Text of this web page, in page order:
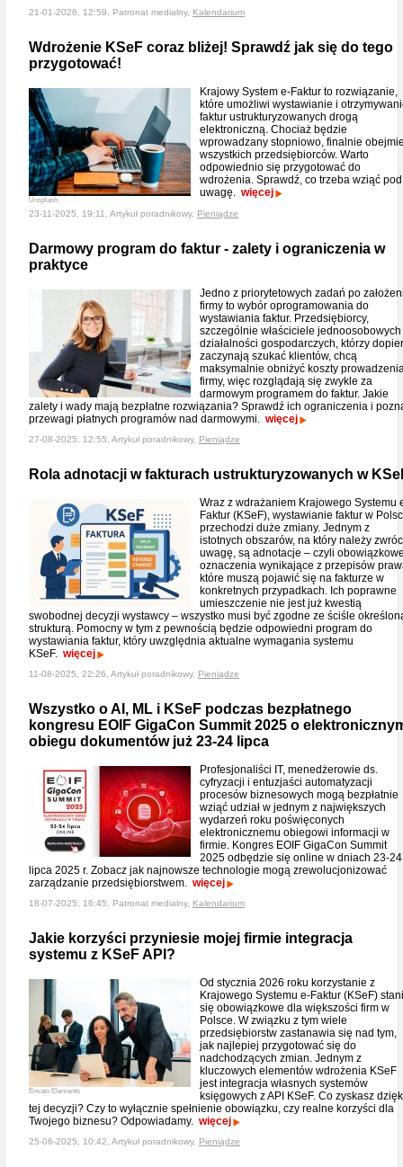
21-01-2026, 12:59, Patronat medialny, Kalendarium
Wdrożenie KSeF coraz bliżej! Sprawdź jak się do tego
przygotować!
Unsplash
Krajowy System e-Faktur to rozwiązanie,
które umożliwi wystawianie i
faktur ustrukturyzowanych drogą
elektroniczną. Chociaż będzie
wprowadzany stopniowo, finalnie
wszystkich przedsiębiorców. Warto
odpowiednio się przygotować do
wdrożenia. Sprawdź, co trzeba wziąć pod
uwagę. więcej
23-11-2025, 19:11, Artykuł poradnikowy, Pieniądze
Darmowy program do faktur - zalety i ograniczenia w
praktyce
Jedno z priorytetowych zadań po
firmy to wybór oprogramowania do
wystawiania faktur. Przedsiębiorcy,
szczególnie właściciele jednoosobowych
działalności gospodarczych, którzy
zaczynają szukać klientów, chcą
maksymalnie obniżyć koszty
firmy, więc rozglądają się zwykle za
darmowym programem do faktur. Jakie
zalety i wady mają bezpłatne rozwiązania? Sprawdź ich ograniczenia i
przewagi płatnych programów nad darmowymi. więcej
27-08-2025, 12:55, Artykuł poradnikowy, Pieniądze
Rola adnotacji w fakturach ustrukturyzowanych w
Wraz z wdrażaniem Krajowego Systemu
Faktur (KSeF), wystawianie faktur w
przechodzi duże zmiany. Jednym z
istotnych obszarów, na który należy
uwagę, są adnotacje – czyli
oznaczenia wynikające z przepisów
które muszą pojawić się na fakturze w
konkretnych przypadkach. Ich poprawne
umieszczenie nie jest już kwestią
swobodnej decyzji wystawcy – wszystko musi być zgodne ze ściśle
strukturą. Pomocny w tym z pewnością będzie odpowiedni program do
wystawiania faktur, który uwzględnia aktualne wymagania systemu
KSeF. więcej
11-08-2025, 22:26, Artykuł poradnikowy, Pieniądze
Wszystko o AI, ML i KSeF podczas bezpłatnego
kongresu EOIF GigaCon Summit 2025 o
obiegu dokumentów już 23-24 lipca
Profesjonaliści IT, menedżerowie ds.
cyfryzacji i entuzjaści automatyzacji
procesów biznesowych mogą bezpłatnie
wziąć udział w jednym z największych
wydarzeń roku poświęconych
elektronicznemu obiegowi informacji w
firmie. Kongres EOIF GigaCon Summit
2025 odbędzie się online w dniach 23-24
lipca 2025 r. Zobacz jak najnowsze technologie mogą zrewolucjonizować
zarządzanie przedsiębiorstwem. więcej
18-07-2025, 16:45, Patronat medialny, Kalendarium
Jakie korzyści przyniesie mojej firmie integracja
systemu z KSeF API?
Envato Elements
Od stycznia 2026 roku korzystanie z
Krajowego Systemu e-Faktur (KSeF)
się obowiązkowe dla większości firm w
Polsce. W związku z tym wiele
przedsiębiorstw zastanawia się nad tym,
jak najlepiej przygotować się do
nadchodzących zmian. Jednym z
kluczowych elementów wdrożenia KSeF
jest integracja własnych systemów
księgowych z API KSeF. Co zyskasz
tej decyzji? Czy to wyłącznie spełnienie obowiązku, czy realne korzyści dla
Twojego biznesu? Odpowiadamy. więcej
25-06-2025, 10:42, Artykuł poradnikowy, Pieniądze